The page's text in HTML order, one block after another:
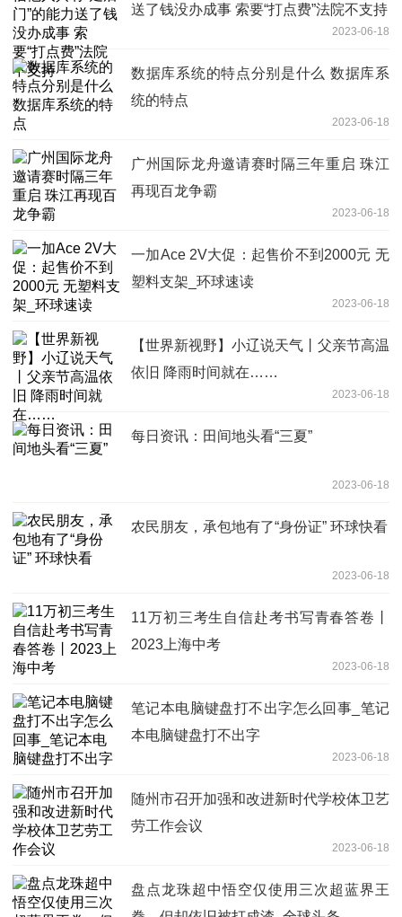
送了钱没办成事 索要“打点费”法院不支持
2023-06-18
数据库系统的特点分别是什么 数据库系
统的特点
2023-06-18
广州国际龙舟邀请赛时隔三年重启 珠江
再现百龙争霸
2023-06-18
一加Ace 2V大促：起售价不到2000元 无
塑料支架_环球速读
2023-06-18
【世界新视野】小辽说天气丨父亲节高温
依旧 降雨时间就在……
2023-06-18
每日资讯：田间地头看“三夏”
2023-06-18
农民朋友，承包地有了“身份证” 环球快看
2023-06-18
11万初三考生自信赴考书写青春答卷丨
2023上海中考
2023-06-18
笔记本电脑键盘打不出字怎么回事_笔记
本电脑键盘打不出字
2023-06-18
随州市召开加强和改进新时代学校体卫艺
劳工作会议
2023-06-18
盘点龙珠超中悟空仅使用三次超蓝界王